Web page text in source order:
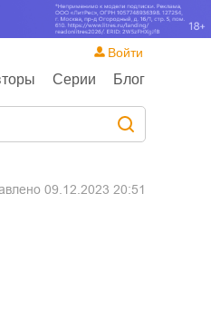
Серии Блог
Войти
09.12.2023 20:51